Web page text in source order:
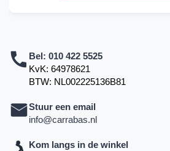
Bel: 010 422 5525
KvK: 64978621
BTW: NL002225136B81
Stuur een email
info@carrabas.nl
Kom langs in de winkel